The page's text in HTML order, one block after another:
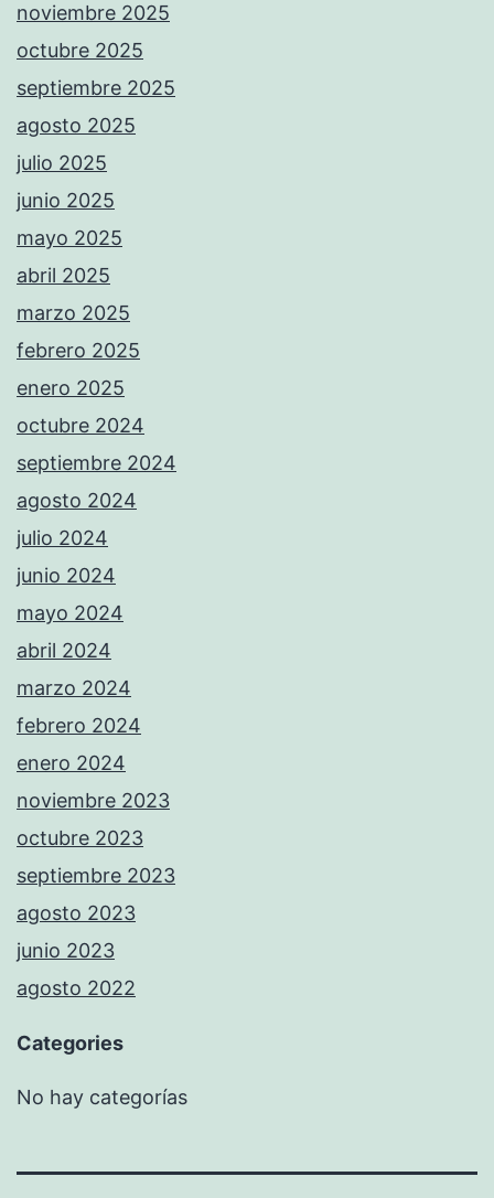
noviembre 2025
octubre 2025
septiembre 2025
agosto 2025
julio 2025
junio 2025
mayo 2025
abril 2025
marzo 2025
febrero 2025
enero 2025
octubre 2024
septiembre 2024
agosto 2024
julio 2024
junio 2024
mayo 2024
abril 2024
marzo 2024
febrero 2024
enero 2024
noviembre 2023
octubre 2023
septiembre 2023
agosto 2023
junio 2023
agosto 2022
Categories
No hay categorías